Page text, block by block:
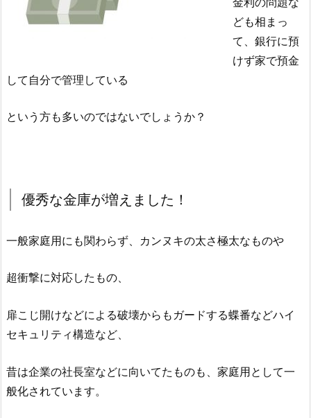
ども相まっ
て、銀行に預
けず家で預金
して自分で管理している
という方も多いのではないでしょうか？
優秀な金庫が増えました！
一般家庭用にも関わらず、カンヌキの太さ極太なものや
超衝撃に対応したもの、
扉こじ開けなどによる破壊からもガードする蝶番などハイ
セキュリティ構造など、
昔は企業の社長室などに向いてたものも、家庭用として一
般化されています。